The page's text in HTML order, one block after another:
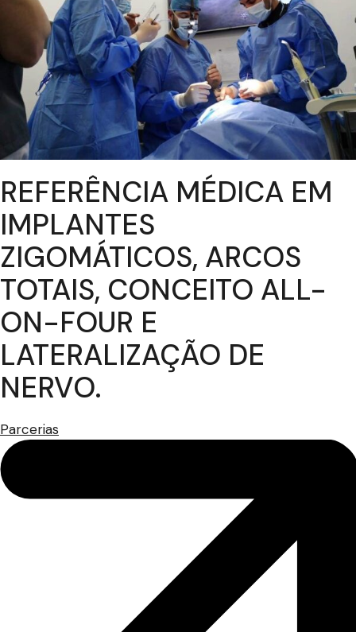
REFERÊNCIA MÉDICA EM
IMPLANTES
ZIGOMÁTICOS, ARCOS
TOTAIS, CONCEITO ALL-
ON-FOUR E
LATERALIZAÇÃO DE
NERVO.
Parcerias